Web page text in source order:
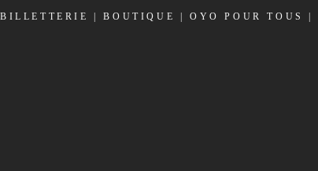
BILLETTERIE |BOUTIQUE |OYO POUR TOUS